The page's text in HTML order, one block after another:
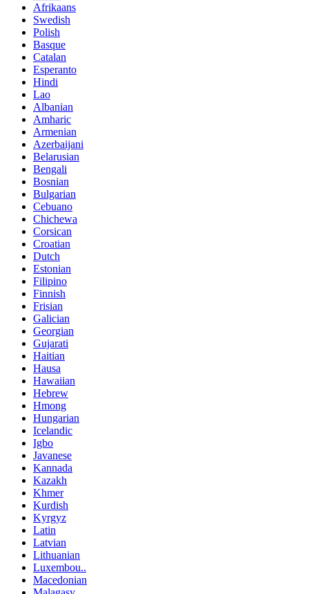
Afrikaans
Swedish
Polish
Basque
Catalan
Esperanto
Hindi
Lao
Albanian
Amharic
Armenian
Azerbaijani
Belarusian
Bengali
Bosnian
Bulgarian
Cebuano
Chichewa
Corsican
Croatian
Dutch
Estonian
Filipino
Finnish
Frisian
Galician
Georgian
Gujarati
Haitian
Hausa
Hawaiian
Hebrew
Hmong
Hungarian
Icelandic
Igbo
Javanese
Kannada
Kazakh
Khmer
Kurdish
Kyrgyz
Latin
Latvian
Lithuanian
Luxembou..
Macedonian